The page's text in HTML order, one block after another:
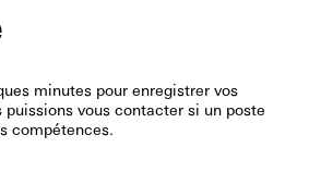
minutes pour enregistrer vos
puissions vous contacter si un poste
compétences.